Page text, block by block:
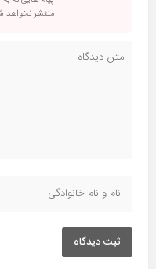
منتشر نخواهد
ثبت دیدگاه